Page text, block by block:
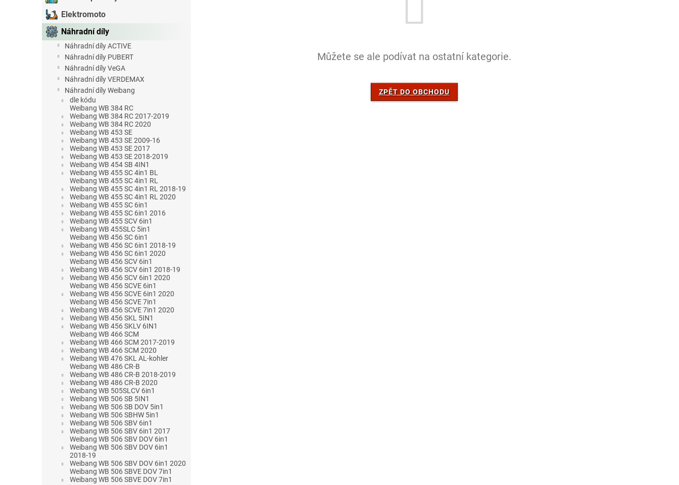
e
l
Elektromoto
Náhradní díly
Náhradní díly ACTIVE
Náhradní díly PUBERT
Náhradní díly VeGA
Náhradní díly VERDEMAX
Náhradní díly Weibang
dle kódu
Weibang WB 384 RC
Weibang WB 384 RC 2017-2019
Weibang WB 384 RC 2020
Weibang WB 453 SE
Weibang WB 453 SE 2009-16
Weibang WB 453 SE 2017
Weibang WB 453 SE 2018-2019
Weibang WB 454 SB 4IN1
Weibang WB 455 SC 4in1 BL
Weibang WB 455 SC 4in1 RL
Weibang WB 455 SC 4in1 RL 2018-19
Weibang WB 455 SC 4in1 RL 2020
Weibang WB 455 SC 6in1
Weibang WB 455 SC 6in1 2016
Weibang WB 455 SCV 6in1
Weibang WB 455SLC 5in1
Weibang WB 456 SC 6in1
Weibang WB 456 SC 6in1 2018-19
Weibang WB 456 SC 6in1 2020
Weibang WB 456 SCV 6in1
Weibang WB 456 SCV 6in1 2018-19
Weibang WB 456 SCV 6in1 2020
Weibang WB 456 SCVE 6in1
Weibang WB 456 SCVE 6in1 2020
Weibang WB 456 SCVE 7in1
Weibang WB 456 SCVE 7in1 2020
Weibang WB 456 SKL 5IN1
Weibang WB 456 SKLV 6IN1
Weibang WB 466 SCM
Weibang WB 466 SCM 2017-2019
Weibang WB 466 SCM 2020
Weibang WB 476 SKL AL-kohler
Weibang WB 486 CR-B
Weibang WB 486 CR-B 2018-2019
Weibang WB 486 CR-B 2020
Weibang WB 505SLCV 6in1
Weibang WB 506 SB 5IN1
Weibang WB 506 SB DOV 5in1
Weibang WB 506 SBHW 5in1
Weibang WB 506 SBV 6in1
Weibang WB 506 SBV 6in1 2017
Weibang WB 506 SBV DOV 6in1
Weibang WB 506 SBV DOV 6in1
2018-19
Weibang WB 506 SBV DOV 6in1 2020
Weibang WB 506 SBVE DOV 7in1
Weibang WB 506 SBVE DOV 7in1
Můžete se ale podívat na ostatní kategorie.
ZPĚT DO OBCHODU